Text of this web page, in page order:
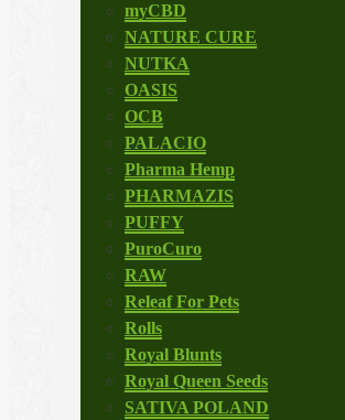
myCBD
NATURE CURE
NUTKA
OASIS
OCB
PALACIO
Pharma Hemp
PHARMAZIS
PUFFY
PuroCuro
RAW
Releaf For Pets
Rolls
Royal Blunts
Royal Queen Seeds
SATIVA POLAND